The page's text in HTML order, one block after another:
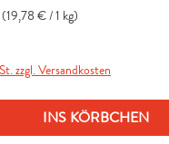
(19,78 € / 1 kg)
zzgl. Versandkosten
INS KÖRBCHEN